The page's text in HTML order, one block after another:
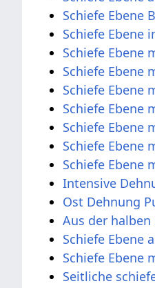
Schiefe Ebene
Schiefe Ebene
Schiefe Ebene
Schiefe Ebene
Schiefe Ebene
Schiefe Ebene
Schiefe Ebene
Schiefe Ebene
Schiefe Ebene
Intensive
Ost Dehnung
Aus der
Schiefe Ebene
Schiefe Ebene
Seitliche